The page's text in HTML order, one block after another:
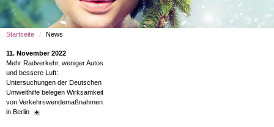
Startseite News
11. November 2022
Mehr Radverkehr, weniger Autos
und bessere Luft:
Untersuchungen der Deutschen
Umwelthilfe belegen Wirksamkeit
von Verkehrswendemaßnahmen
in Berlin